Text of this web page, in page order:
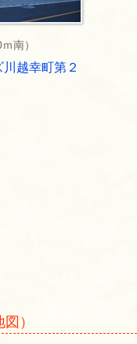
ｍ南）
川越幸町第２
）